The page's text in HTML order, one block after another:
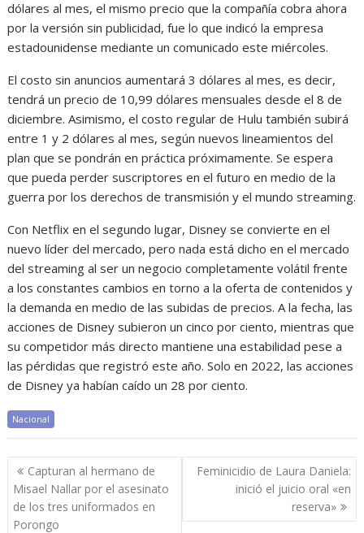
dólares al mes, el mismo precio que la compañía cobra ahora
por la versión sin publicidad, fue lo que indicó la empresa
estadounidense mediante un comunicado este miércoles.
El costo sin anuncios aumentará 3 dólares al mes, es decir,
tendrá un precio de 10,99 dólares mensuales desde el 8 de
diciembre. Asimismo, el costo regular de Hulu también subirá
entre 1 y 2 dólares al mes, según nuevos lineamientos del
plan que se pondrán en práctica próximamente. Se espera
que pueda perder suscriptores en el futuro en medio de la
guerra por los derechos de transmisión y el mundo streaming.
Con Netflix en el segundo lugar, Disney se convierte en el
nuevo líder del mercado, pero nada está dicho en el mercado
del streaming al ser un negocio completamente volátil frente
a los constantes cambios en torno a la oferta de contenidos y
la demanda en medio de las subidas de precios. A la fecha, las
acciones de Disney subieron un cinco por ciento, mientras que
su competidor más directo mantiene una estabilidad pese a
las pérdidas que registró este año. Solo en 2022, las acciones
de Disney ya habían caído un 28 por ciento.
Nacional
Navegación
de
entradas
Capturan al hermano de
Misael Nallar por el asesinato
de los tres uniformados en
Porongo
Feminicidio de Laura Daniela:
inició el juicio oral «en
reserva»